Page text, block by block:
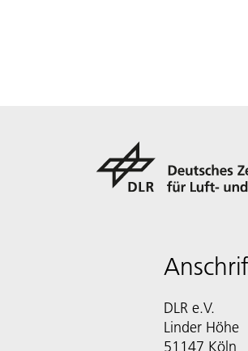
DLR e.V.
Linder Höhe
51147 Köln